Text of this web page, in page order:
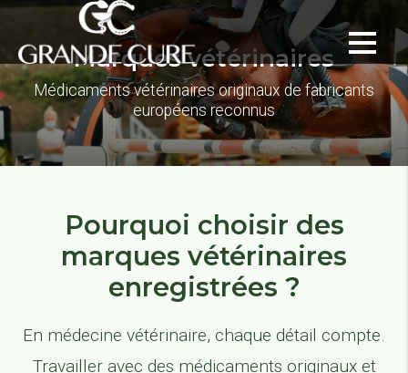
Marques vétérinaires
Médicaments vétérinaires originaux de fabricants
européens reconnus
Pourquoi choisir des
marques vétérinaires
enregistrées ?
En médecine vétérinaire, chaque détail compte.
Travailler avec des médicaments originaux et